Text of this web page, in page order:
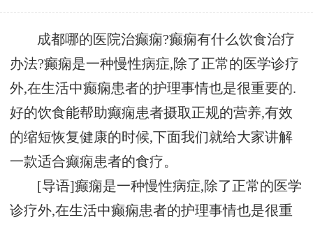
成都哪的医院治癫痫?癫痫有什么饮食治疗
办法?癫痫是一种慢性病症,除了正常的医学诊疗
外,在生活中癫痫患者的护理事情也是很重要的.
好的饮食能帮助癫痫患者摄取正规的营养,有效
的缩短恢复健康的时候,下面我们就给大家讲解
一款适合癫痫患者的食疗。
[导语]癫痫是一种慢性病症,除了正常的医学
诊疗外,在生活中癫痫患者的护理事情也是很重